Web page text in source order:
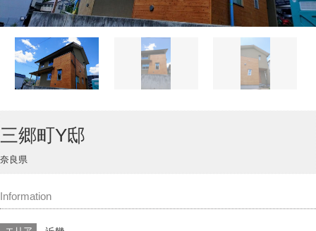
三郷町Y邸
奈良県
Information